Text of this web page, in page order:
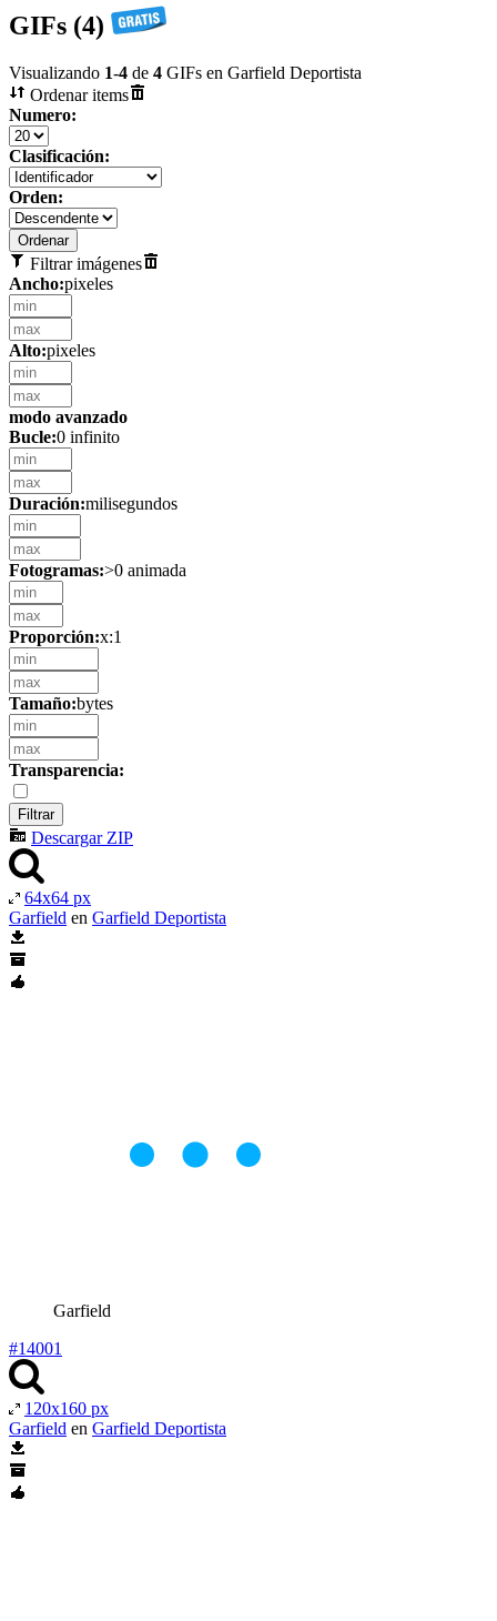
GIFs (4)
Visualizando 1-4 de 4 GIFs en Garfield Deportista
Ordenar items
Numero:
Clasificación:
Orden:
Filtrar imágenes
Ancho:pixeles
Alto:pixeles
modo avanzado
Bucle:0 infinito
Duración:milisegundos
Fotogramas:>0 animada
Proporción:x:1
Tamaño:bytes
Transparencia:
Descargar ZIP
64x64 px
Garfield en Garfield Deportista
Garfield
#14001
120x160 px
Garfield en Garfield Deportista